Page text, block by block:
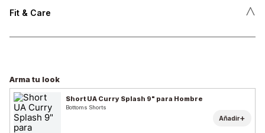
Fit & Care ˄
Arma tu look
Short UA Curry Splash 9" para Hombre
Bottoms Shorts
Añadir+